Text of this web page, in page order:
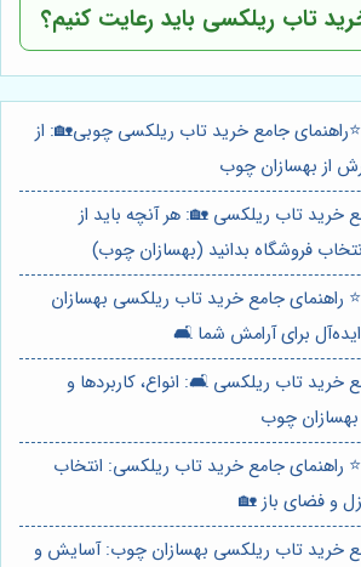
تاب ریلکسی باید رعایت کنیم؟
جامع خرید تاب ریلکسی چوبی🏡: از
از بهسازان چوب
خرید تاب ریلکسی 🏡: هر آنچه باید از
فروشگاه بدانید (بهسازان چوب)
راهنمای جامع خرید تاب ریلکسی بهسازان
برای آرامش شما 🛋️
خرید تاب ریلکسی 🛋️: انواع، کاربردها و
بهسازان چوب
راهنمای جامع خرید تاب ریلکسی: انتخاب
و فضای باز 🏡
خرید تاب ریلکسی بهسازان چوب: آسایش و